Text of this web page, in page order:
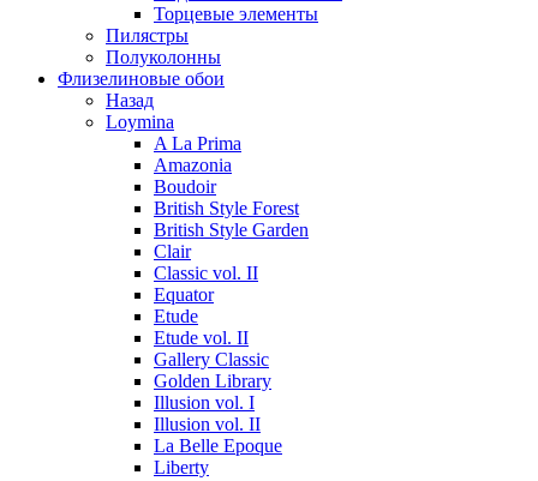
Торцевые элементы
Пилястры
Полуколонны
Флизелиновые обои
Назад
Loymina
A La Prima
Amazonia
Boudoir
British Style Forest
British Style Garden
Clair
Classic vol. II
Equator
Etude
Etude vol. II
Gallery Classic
Golden Library
Illusion vol. I
Illusion vol. II
La Belle Epoque
Liberty